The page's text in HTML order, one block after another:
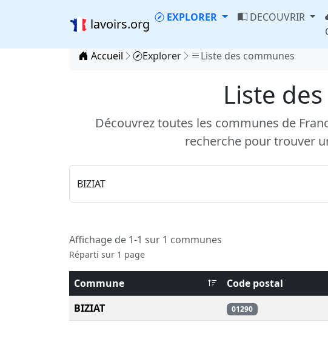
lavoirs.org EXPLORER
DECOUVRIR
Accueil Explorer Liste des communes
Liste
Découvrez toutes les communes de
recherche pour trouver
Affichage de 1-1 sur 1 communes
Réparti sur 1 page
Commune Code postal
BIZIAT
01290